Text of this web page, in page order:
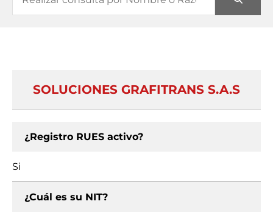
SOLUCIONES GRAFITRANS S.A.S
¿Registro RUES activo?
Si
¿Cuál es su NIT?